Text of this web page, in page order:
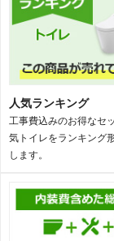
人気ランキング
工事費込みのお得なセ
気トイレをランキング
します。